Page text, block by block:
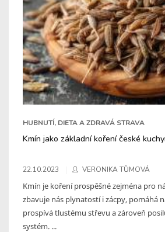
HUBNUTÍ, DIETA A ZDRAVÁ STRAVA
Kmín jako základní koření české
22.10.2023 VERONIKA TŮMOVÁ
Kmín je koření prospěšné zejména pro
zbavuje nás plynatostí i zácpy, pomáhá
prospívá tlustému střevu a zároveň
systém. ...